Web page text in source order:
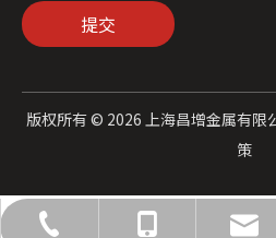
021-
admin@cz-
提交
版权所有 © 2026 上海昌增金属有限
策